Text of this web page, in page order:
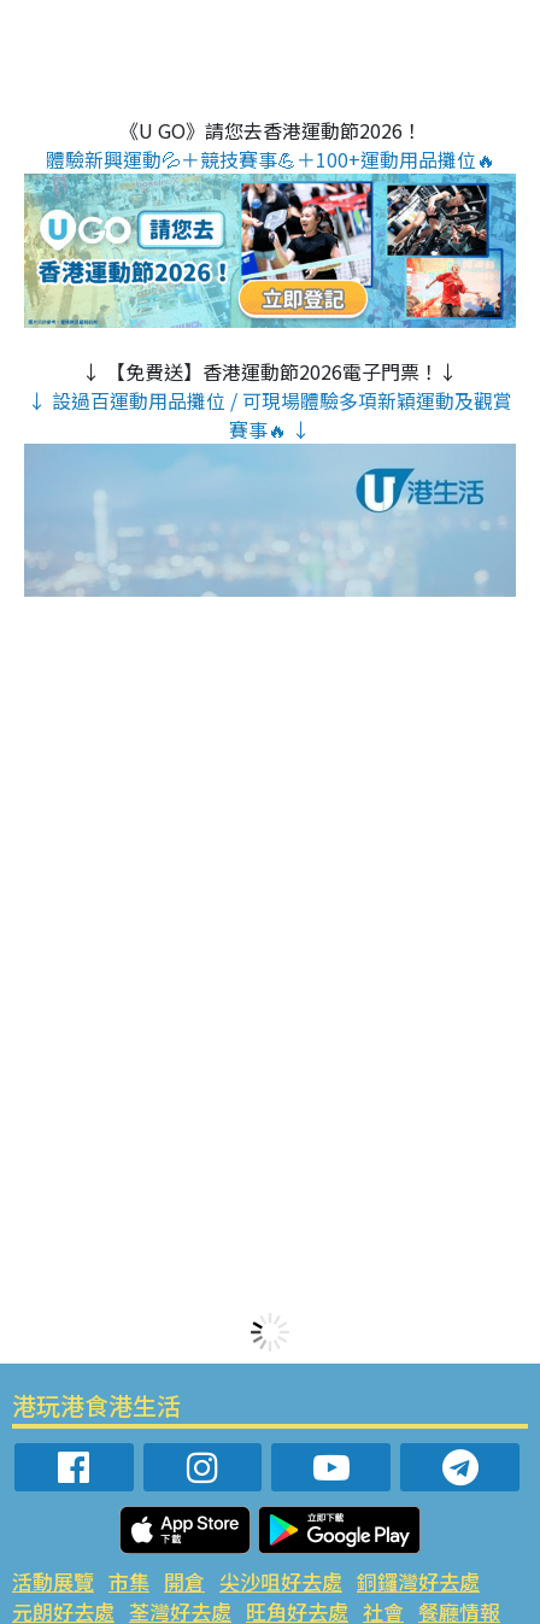
《U GO》請您去香港運動節2026！
體驗新興運動💦＋競技賽事💪＋100+運動用品攤位🔥
↓ 【免費送】香港運動節2026電子門票！↓
↓ 設過百運動用品攤位 / 可現場體驗多項新穎運動及觀賞
賽事🔥 ↓
港玩港食港生活
活動展覽 市集 開倉 尖沙咀好去處 銅鑼灣好去處
元朗好去處 荃灣好去處 旺角好去處 社會 餐廳情報